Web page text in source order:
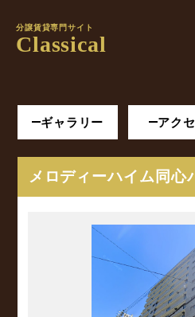
分譲賃貸専門サイト
Classical
ギャラリー アク
メロディーハイム同心